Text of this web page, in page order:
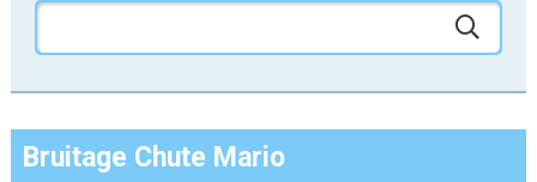
Bruitage Chute Mario